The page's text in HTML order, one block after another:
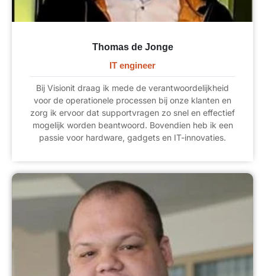
Thomas de Jonge
IT engineer
Bij Visionit draag ik mede de verantwoordelijkheid
voor de operationele processen bij onze klanten en
zorg ik ervoor dat supportvragen zo snel en effectief
mogelijk worden beantwoord. Bovendien heb ik een
passie voor hardware, gadgets en IT-innovaties.